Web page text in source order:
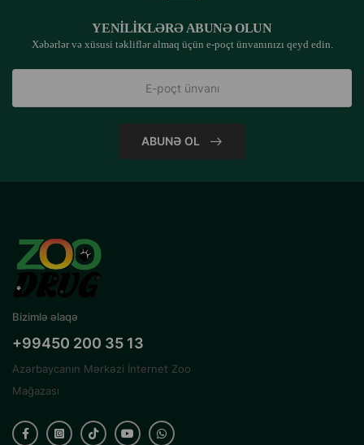
YENILIKLƏRƏ ABUNƏ OLUN
Xəbərlər və xüsusi təkliflər almaq üçün e-poçt ünvanınızı qeyd edin.
ABUNƏ OL
Bizimlə əlaqə
+99450 200 35 13
Azərbaycanın Mərkəzi İnternet Zoo
Mağazası